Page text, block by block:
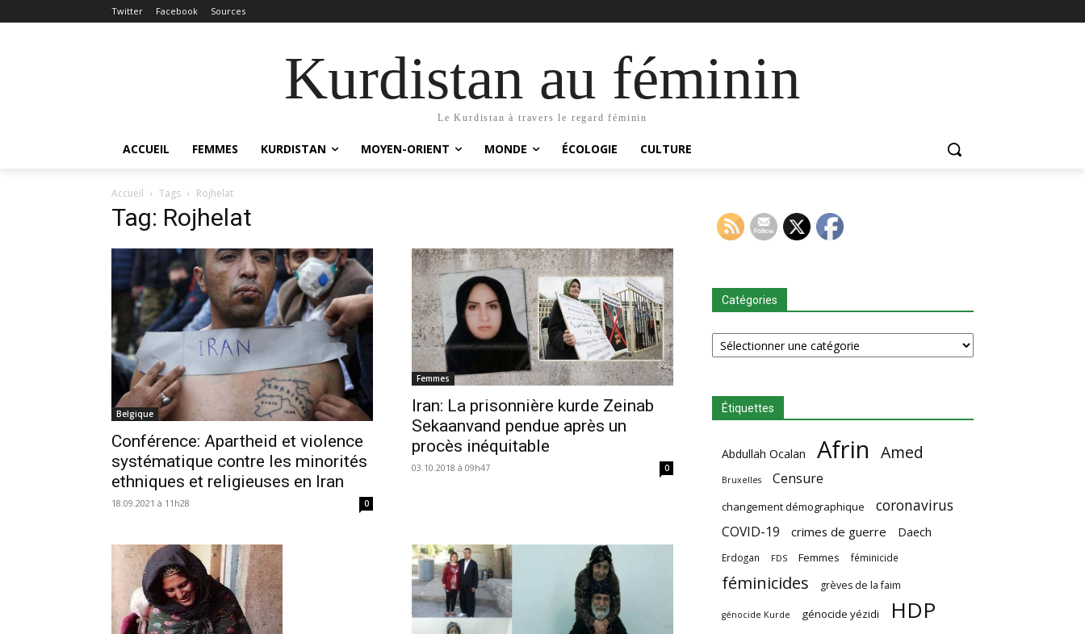
Twitter Facebook Sources
Kurdistan au féminin
Le Kurdistan à travers le regard féminin
ACCUEIL FEMMES KURDISTAN MOYEN-ORIENT MONDE ÉCOLOGIE CULTURE
Accueil Tags Rojhelat
Tag: Rojhelat
Belgique
Conférence: Apartheid et violence
systématique contre les minorités
ethniques et religieuses en Iran
18.09.2021 à 11h28 0
Femmes
Iran: La prisonnière kurde Zeinab
Sekaanvand pendue après un
procès inéquitable
03.10.2018 à 09h47 0
Catégories
Catégories
Étiquettes
Abdullah Ocalan Afrin Amed
Bruxelles Censure
changement démographique coronavirus
COVID-19 crimes de guerre Daech
Erdogan FDS Femmes féminicide
féminicides grèves de la faim
génocide Kurde génocide yézidi HDP